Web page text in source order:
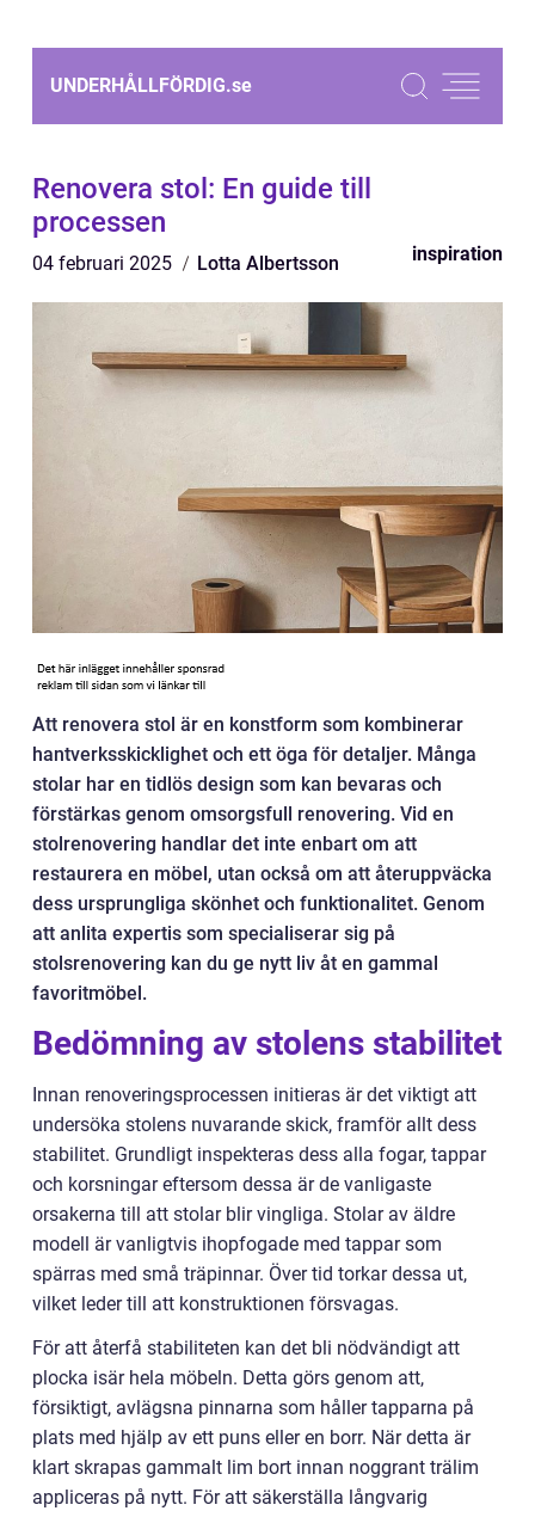
UNDERHÅLLFÖRDIG.se
Renovera stol: En guide till
processen
04 februari 2025 Lotta Albertsson inspiration
Att renovera stol är en konstform som kombinerar
hantverksskicklighet och ett öga för detaljer. Många
stolar har en tidlös design som kan bevaras och
förstärkas genom omsorgsfull renovering. Vid en
stolrenovering handlar det inte enbart om att
restaurera en möbel, utan också om att återuppväcka
dess ursprungliga skönhet och funktionalitet. Genom
att anlita expertis som specialiserar sig på
stolsrenovering kan du ge nytt liv åt en gammal
favoritmöbel.
Bedömning av stolens stabilitet
Innan renoveringsprocessen initieras är det viktigt att
undersöka stolens nuvarande skick, framför allt dess
stabilitet. Grundligt inspekteras dess alla fogar, tappar
och korsningar eftersom dessa är de vanligaste
orsakerna till att stolar blir vingliga. Stolar av äldre
modell är vanligtvis ihopfogade med tappar som
spärras med små träpinnar. Över tid torkar dessa ut,
vilket leder till att konstruktionen försvagas.
För att återfå stabiliteten kan det bli nödvändigt att
plocka isär hela möbeln. Detta görs genom att,
försiktigt, avlägsna pinnarna som håller tapparna på
plats med hjälp av ett puns eller en borr. När detta är
klart skrapas gammalt lim bort innan noggrant trälim
appliceras på nytt. För att säkerställa långvarig